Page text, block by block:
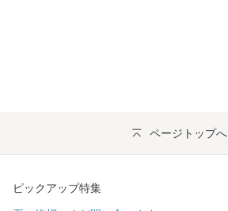
ページトップへ
ピックアップ特集